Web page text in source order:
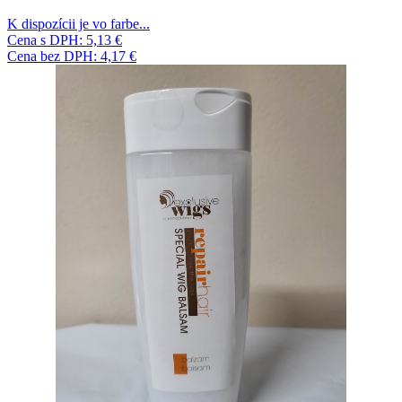
K dispozícii je vo farbe...
Cena s DPH: 5,13 €
Cena bez DPH: 4,17 €